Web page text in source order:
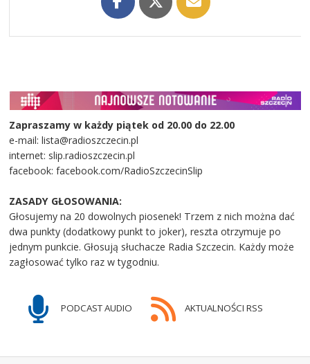
Zapraszamy w każdy piątek od 20.00 do 22.00
e-mail: lista@radioszczecin.pl
internet: slip.radioszczecin.pl
facebook: facebook.com/RadioSzczecinSlip
ZASADY GŁOSOWANIA:
Głosujemy na 20 dowolnych piosenek! Trzem z nich można dać
dwa punkty (dodatkowy punkt to joker), reszta otrzymuje po
jednym punkcie. Głosują słuchacze Radia Szczecin. Każdy może
zagłosować tylko raz w tygodniu.
PODCAST AUDIO AKTUALNOŚCI RSS